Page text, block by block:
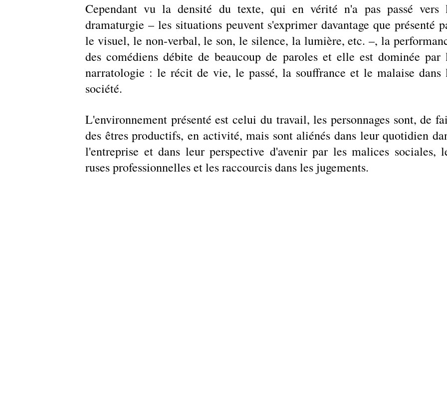
Cependant vu la densité du texte, qui en vérité n'a pas passé vers
dramaturgie – les situations peuvent s'exprimer davantage que présenté
le visuel, le non-verbal, le son, le silence, la lumière, etc. –, la
des comédiens débite de beaucoup de paroles et elle est dominée par
narratologie : le récit de vie, le passé, la souffrance et le malaise dans
société.
L'environnement présenté est celui du travail, les personnages sont, de
des êtres productifs, en activité, mais sont aliénés dans leur quotidien
l'entreprise et dans leur perspective d'avenir par les malices sociales,
ruses professionnelles et les raccourcis dans les jugements.